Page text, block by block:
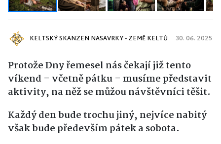
KELTSKÝ SKANZEN NASAVRKY - ZEMĚ KELTŮ 30. 06. 2025
Protože Dny řemesel nás čekají již tento
víkend – včetně pátku – musíme představit
aktivity, na něž se můžou návštěvníci těšit.
Každý den bude trochu jiný, nejvíce nabitý
však bude především pátek a sobota.